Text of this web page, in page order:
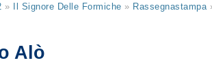
» Il Signore Delle Formiche » Rassegnastampa
Alò